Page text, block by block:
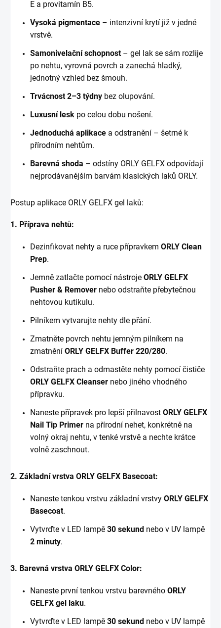
E a provitamín B5.
Vysoká pigmentace – intenzivní krytí již v jedné
vrstvě.
Samonivelační schopnost– gel lak se sám rozlije
po nehtu, vyrovná povrch a zanechá hladký,
jednotný vzhled bez šmouh.
Trvácnost2–3 týdny bez olupování.
Luxusní lesk po celou dobu nošení.
Jednoduchá aplikace a odstranění – šetrné k
přírodním nehtům.
Barevná shoda – odstíny ORLY GELFX odpovídají
nejprodávanějším barvám klasických laků ORLY.
Postup aplikace ORLY GELFX gel laků:
1. Příprava nehtů:
Dezinfikovat nehty a ruce přípravkem ORLY Clean
Prep.
Jemně zatlačte pomocí nástroje ORLY GELFX
Pusher & Remover nebo odstraňte přebytečnou
nehtovou kutikulu.
Pilníkem vytvarujte nehty dle přání.
Zmatněte povrch nehtu jemným pilníkem na
zmatnění ORLY GELFX Buffer 220/280.
Odstraňte prach a odmastěte nehty pomocí čističe
ORLY GELFX Cleanser nebo jiného vhodného
přípravku.
Naneste přípravek pro lepší přilnavost ORLY GELFX
Nail Tip Primer na přírodní nehet, konkrétně na
volný okraj nehtu, v tenké vrstvě a nechte krátce
volně zaschnout.
2. Základní vrstva ORLY GELFX Basecoat:
Naneste tenkou vrstvu základní vrstvy ORLY GELFX
Basecoat.
Vytvrďte v LED lampě 30 sekund nebo v UV lampě
2 minuty.
3. Barevná vrstva ORLY GELFX Color:
Naneste první tenkou vrstvu barevného ORLY
GELFX gel laku.
Vytvrďte v LED lampě 30 sekund nebo v UV lampě